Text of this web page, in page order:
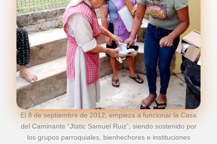
El 8 de septiembre de 2012, empieza a funcionar la Casa
del Caminante “Jtatic Samuel Ruiz”, siendo sostenido por
los grupos parroquiales, bienhechores e instituciones